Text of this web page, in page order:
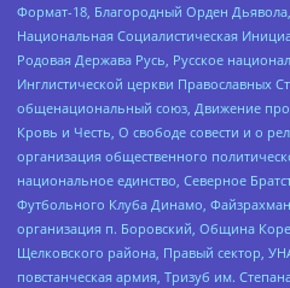
Формат-18, Благородный Орден
Национальная Социалистическая
Родовая Держава Русь, Русское
Инглистической церкви Православных
общенациональный союз, Движение
Кровь и Честь, О свободе совести и о
организация общественного
национальное единство, Северное
Футбольного Клуба Динамо,
организация п. Боровский, Община
Щелковского района, Правый сектор,
повстанческая армия, Тризуб им.